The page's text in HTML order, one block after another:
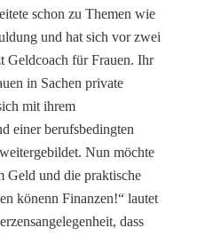
schon zu Themen wie
und hat sich vor zwei
Geldcoach für Frauen. Ihr
in Sachen private
mit ihrem
einer berufsbedingten
Nun möchte
Geld und die praktische
könenn Finanzen!“ lautet
dass